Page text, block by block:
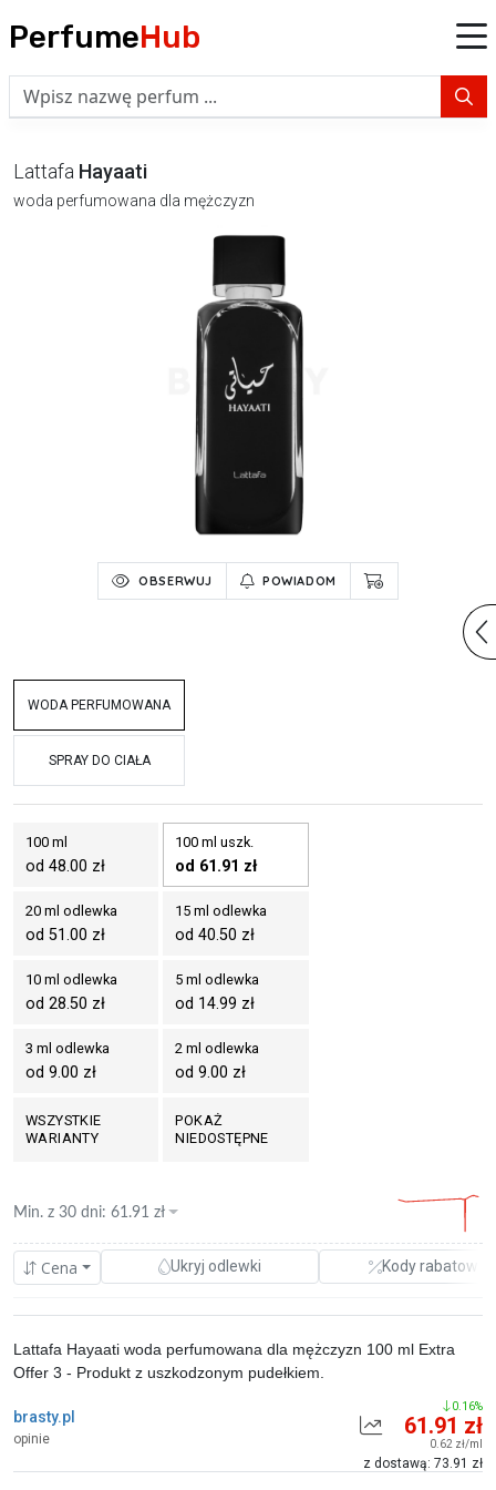
PerfumeHub
Lattafa Hayaati
woda perfumowana dla mężczyzn
OBSERWUJ POWIADOM
WODA PERFUMOWANA
SPRAY DO CIAŁA
100 ml
od 48.00 zł
100 ml uszk.
od 61.91 zł
20 ml odlewka
od 51.00 zł
15 ml odlewka
od 40.50 zł
10 ml odlewka
od 28.50 zł
5 ml odlewka
od 14.99 zł
3 ml odlewka
od 9.00 zł
2 ml odlewka
od 9.00 zł
WSZYSTKIE
WARIANTY
POKAŻ
NIEDOSTĘPNE
Cena Ukryj odlewki Kody rabatowe
Min. z 30 dni: 61.91 zł
brasty.pl
opinie
Lattafa Hayaati woda perfumowana dla mężczyzn 100 ml Extra
Offer 3 - Produkt z uszkodzonym pudełkiem.
61.91 zł
0.62 zł/ml
z dostawą: 73.91 zł
0.16%